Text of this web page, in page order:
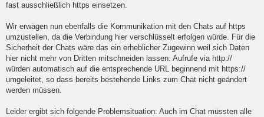
t
a
fast ausschließlich https einsetzen.
Wir erwägen nun ebenfalls die Kommunikation mit den Chats auf https
umzustellen, da die Verbindung hier verschlüsselt erfolgen würde. Für die
Sicherheit der Chats wäre das ein erheblicher Zugewinn weil sich Daten
hier nicht mehr von Dritten mitschneiden lassen. Aufrufe via http://
würden automatisch auf die entsprechende URL beginnend mit https://
umgeleitet, so dass bereits bestehende Links zum Chat nicht geändert
werden müssen.
Leider ergibt sich folgende Problemsituation: Auch im Chat müssten alle